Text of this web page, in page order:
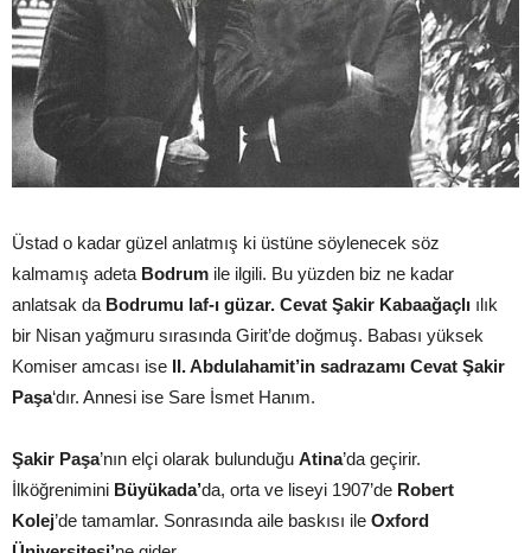
Üstad o kadar güzel anlatmış ki üstüne söylenecek söz
kalmamış adeta Bodrum ile ilgili. Bu yüzden biz ne kadar
anlatsak da Bodrumu laf-ı güzar. Cevat Şakir Kabaağaçlı ılık
bir Nisan yağmuru sırasında Girit’de doğmuş. Babası yüksek
Komiser amcası ise II. Abdulahamit’in sadrazamı Cevat Şakir
Paşa‘dır. Annesi ise Sare İsmet Hanım.
Şakir Paşa’nın elçi olarak bulunduğu Atina’da geçirir.
İlköğrenimini Büyükada’da, orta ve liseyi 1907’de Robert
Kolej’de tamamlar. Sonrasında aile baskısı ile Oxford